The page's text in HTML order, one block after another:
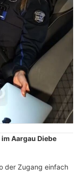
Aargau Diebe
der Zugang einfach